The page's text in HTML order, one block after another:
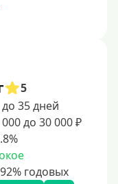
5
до 35 дней
000 до 30 000 ₽